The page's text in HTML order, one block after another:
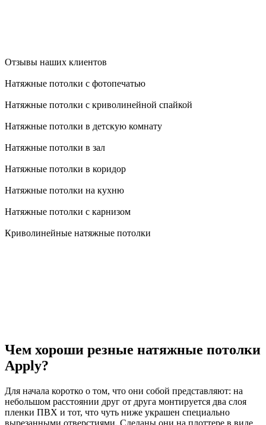
Отзывы наших клиентов
Натяжные потолки с фотопечатью
Натяжные потолки с криволинейной спайкой
Натяжные потолки в детскую комнату
Натяжные потолки в зал
Натяжные потолки в коридор
Натяжные потолки на кухню
Натяжные потолки с карнизом
Криволинейные натяжные потолки
Чем хороши резные натяжные потолки
Apply?
Для начала коротко о том, что они собой представляют: на
небольшом расстоянии друг от друга монтируется два слоя
пленки ПВХ и тот, что чуть ниже украшен специально
вырезанными отверстиями. Сделаны они на плоттере в виде